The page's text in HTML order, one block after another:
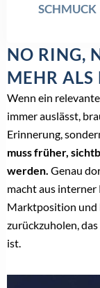
SCHMUCK
NO RING,
MEHR ALS
Wenn ein
immer auslässt,
Erinnerung,
muss früher,
werden. Genau
macht aus
Marktposition und
zurückzuholen,
ist.